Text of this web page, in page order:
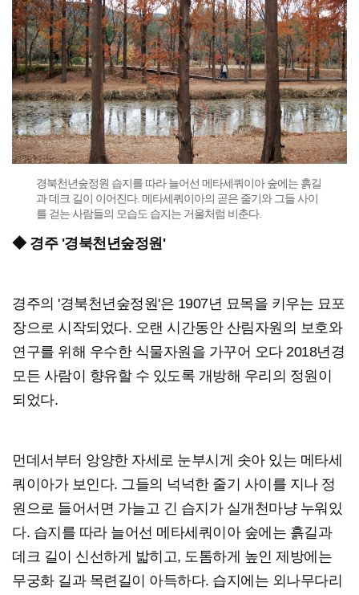
경북천년숲정원 습지를 따라 늘어선 메타세쿼이아 숲에는 흙길
과 데크 길이 이어진다. 메타세쿼이아의 곧은 줄기와 그들 사이
를 걷는 사람들의 모습도 습지는 거울처럼 비춘다.
◆ 경주 '경북천년숲정원'
경주의 '경북천년숲정원'은 1907년 묘목을 키우는 묘포
장으로 시작되었다. 오랜 시간동안 산림자원의 보호와
연구를 위해 우수한 식물자원을 가꾸어 오다 2018년경
모든 사람이 향유할 수 있도록 개방해 우리의 정원이
되었다.
먼데서부터 앙양한 자세로 눈부시게 솟아 있는 메타세
쿼이아가 보인다. 그들의 넉넉한 줄기 사이를 지나 정
원으로 들어서면 가늘고 긴 습지가 실개천마냥 누워있
다. 습지를 따라 늘어선 메타세쿼이아 숲에는 흙길과
데크 길이 신선하게 밟히고, 도톰하게 높인 제방에는
무궁화 길과 목련길이 아득하다. 습지에는 외나무다리